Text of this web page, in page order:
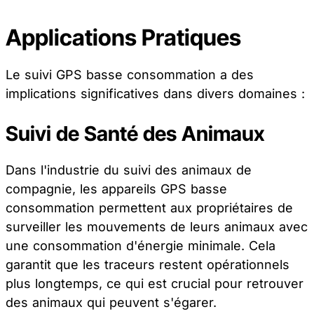
Applications Pratiques
Le suivi GPS basse consommation a des
implications significatives dans divers domaines :
Suivi de Santé des Animaux
Dans l'industrie du suivi des animaux de
compagnie, les appareils GPS basse
consommation permettent aux propriétaires de
surveiller les mouvements de leurs animaux avec
une consommation d'énergie minimale. Cela
garantit que les traceurs restent opérationnels
plus longtemps, ce qui est crucial pour retrouver
des animaux qui peuvent s'égarer.